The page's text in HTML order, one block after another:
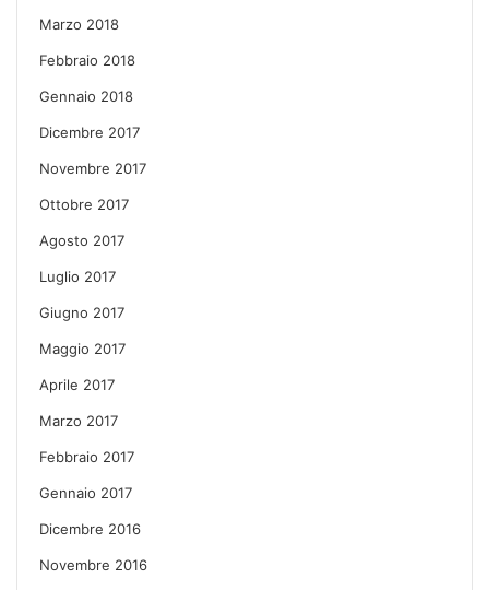
Marzo 2018
Febbraio 2018
Gennaio 2018
Dicembre 2017
Novembre 2017
Ottobre 2017
Agosto 2017
Luglio 2017
Giugno 2017
Maggio 2017
Aprile 2017
Marzo 2017
Febbraio 2017
Gennaio 2017
Dicembre 2016
Novembre 2016